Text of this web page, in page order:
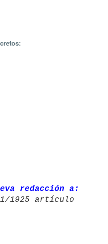
redacción a:
1925 artículo